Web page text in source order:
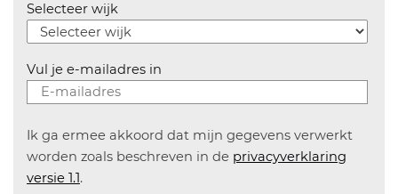
Selecteer wijk
Vul je e-mailadres in
Ik ga ermee akkoord dat mijn gegevens verwerkt
worden zoals beschreven in de privacyverklaring
versie 1.1.